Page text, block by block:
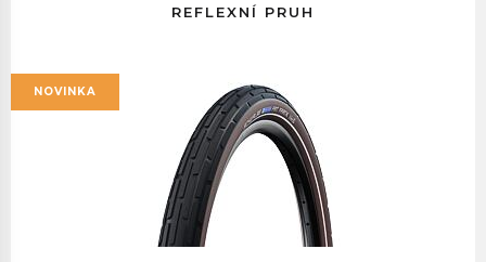
REFLEXNÍ PRUH
NOVINKA